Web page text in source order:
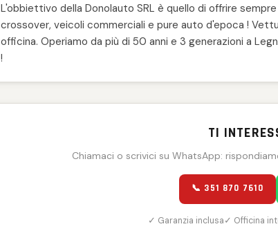
L'obbiettivo della Donolauto SRL è quello di offrire
crossover, veicoli commerciali e pure auto d'epoca !
officina. Operiamo da più di 50 anni e 3 generazioni a
!
TI
Chiamaci o scrivici su WhatsApp:
📞 351 870 7610
✓ Garanzia inclusa✓ Officina